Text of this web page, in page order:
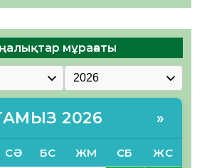
мұрағаты
2026 »
СӘ БС ЖМ СБ ЖС